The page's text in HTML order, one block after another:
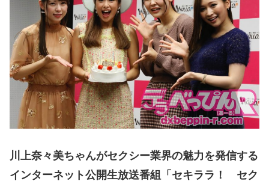
川上奈々美ちゃんが​​セクシー業界の魅力を発信する
インターネット公開生放送番組「セキララ！ セク